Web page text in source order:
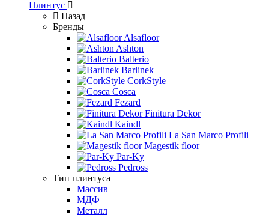
Плинтус
Назад
Бренды
Alsafloor
Ashton
Balterio
Barlinek
CorkStyle
Cosca
Fezard
Finitura Dekor
Kaindl
La San Marco Profili
Magestik floor
Par-Ky
Pedross
Тип плинтуса
Массив
МДФ
Металл